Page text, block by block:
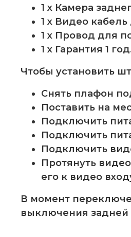
1 x Камера
1 x Видео
1 x Провод для
1 x Гарантия 1
Чтобы установить
Снять плафон
Поставить на
Подключить
Подключить
Подключить
Протянуть
его к видео
В момент
выключения задней